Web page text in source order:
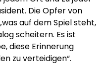
Die Opfer von
auf dem Spiel steht,
scheitern. Es ist
diese Erinnerung
zu verteidigen“.